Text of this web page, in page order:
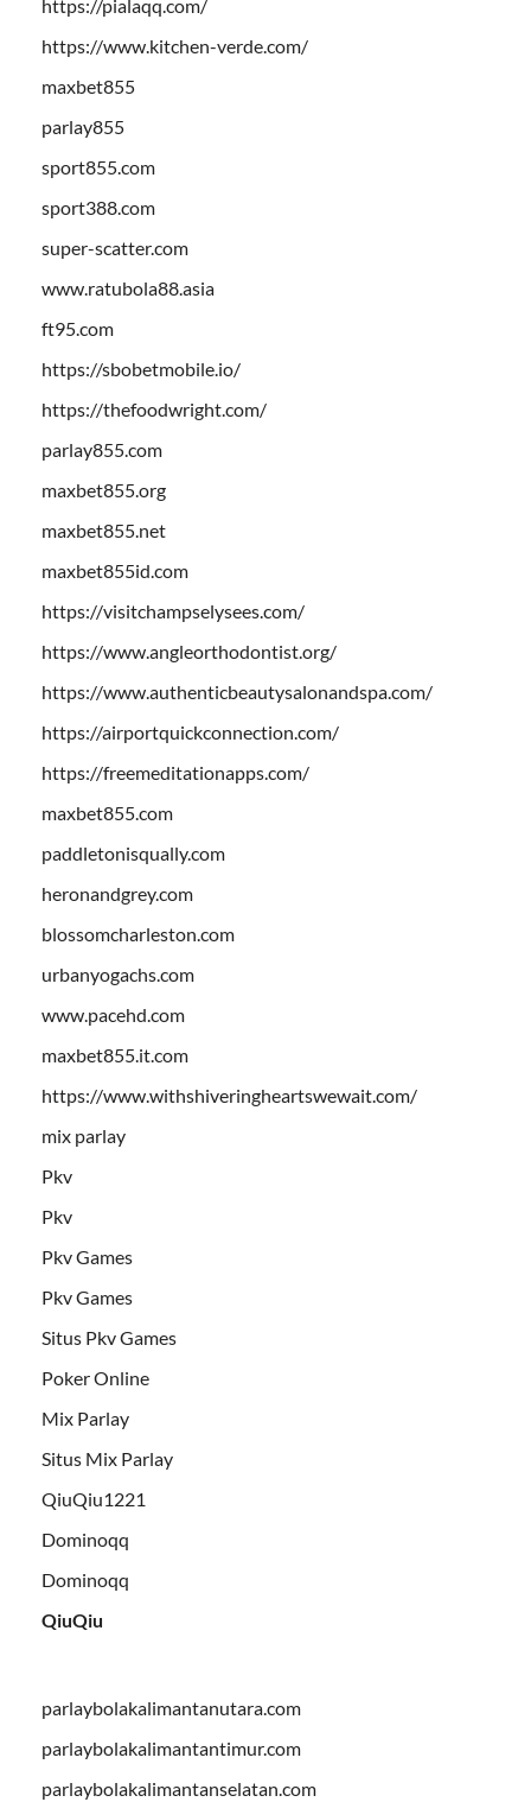
https://pialaqq.com/
https://www.kitchen-verde.com/
maxbet855
parlay855
sport855.com
sport388.com
super-scatter.com
www.ratubola88.asia
ft95.com
https://sbobetmobile.io/
https://thefoodwright.com/
parlay855.com
maxbet855.org
maxbet855.net
maxbet855id.com
https://visitchampselysees.com/
https://www.angleorthodontist.org/
https://www.authenticbeautysalonandspa.com/
https://airportquickconnection.com/
https://freemeditationapps.com/
maxbet855.com
paddletonisqually.com
heronandgrey.com
blossomcharleston.com
urbanyogachs.com
www.pacehd.com
maxbet855.it.com
https://www.withshiveringheartswewait.com/
mix parlay
Pkv
Pkv
Pkv Games
Pkv Games
Situs Pkv Games
Poker Online
Mix Parlay
Situs Mix Parlay
QiuQiu1221
Dominoqq
Dominoqq
QiuQiu
parlaybolakalimantanutara.com
parlaybolakalimantantimur.com
parlaybolakalimantanselatan.com